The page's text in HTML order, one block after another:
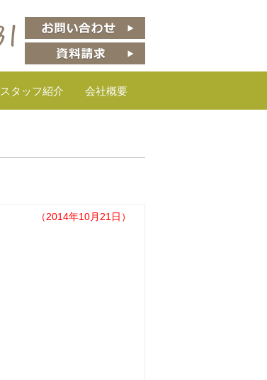
スタッフ紹介 会社概要
（2014年10月21日）